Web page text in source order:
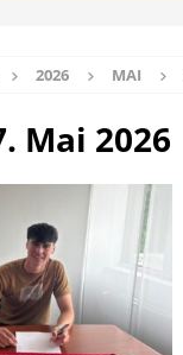
2026 MAI
Mai 2026